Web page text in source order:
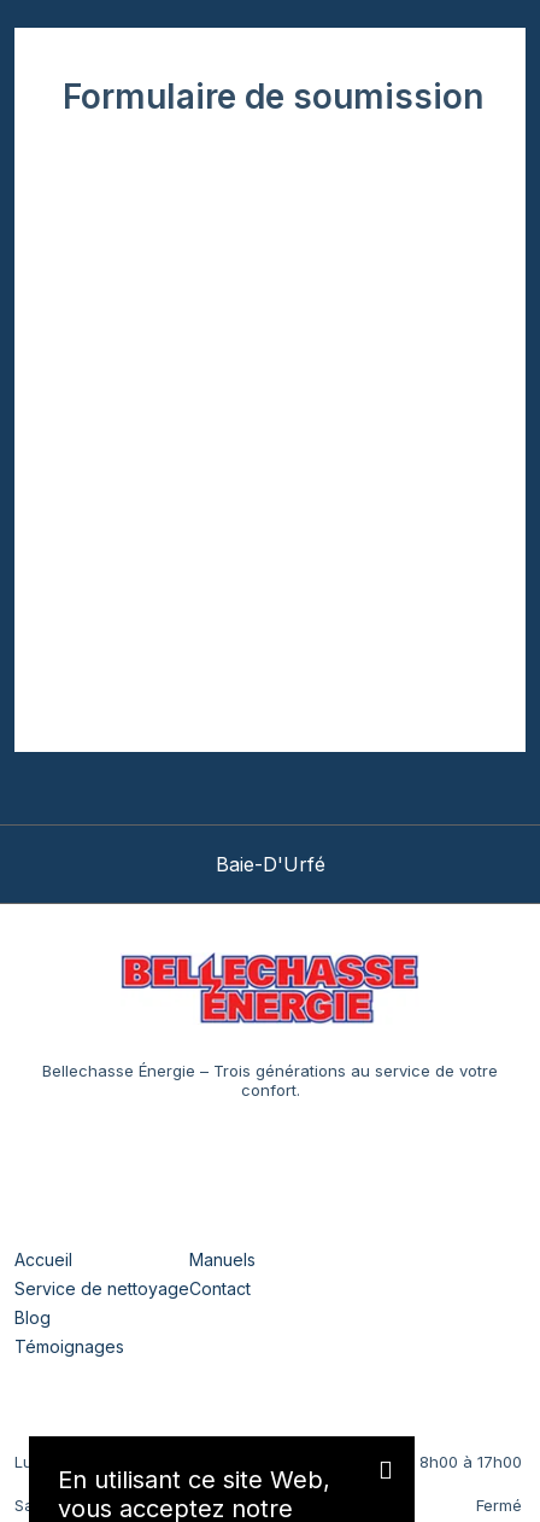
Formulaire de soumission
Baie-D'Urfé
Bellechasse Énergie – Trois générations au service de votre
confort.
Accueil
Service de nettoyage
Blog
Témoignages
Manuels
Contact
Lundi au Vendredi 8h00 à 17h00
Samedi et Dimanche Fermé
En utilisant ce site Web,
vous acceptez notre